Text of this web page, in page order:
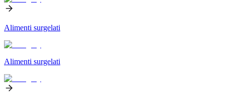
Alimenti surgelati
Alimenti surgelati